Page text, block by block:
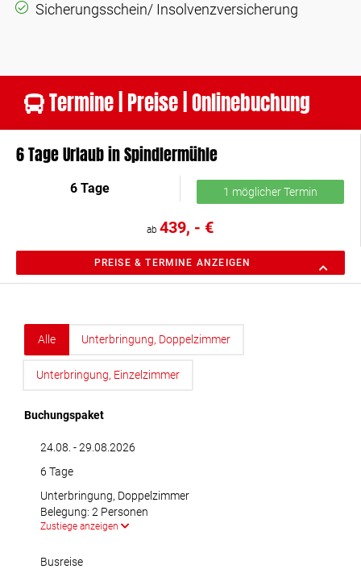
Sicherungsschein/ Insolvenzversicherung
Termine | Preise | Onlinebuchung
6 Tage Urlaub in Spindlermühle
6 Tage 1 möglicher Termin
ab 439, - €
PREISE & TERMINE ANZEIGEN
Alle Unterbringung, Doppelzimmer
Unterbringung, Einzelzimmer
Buchungspaket
24.08. - 29.08.2026
6 Tage
Unterbringung, Doppelzimmer
Belegung: 2 Personen
Zustiege anzeigen
Busreise